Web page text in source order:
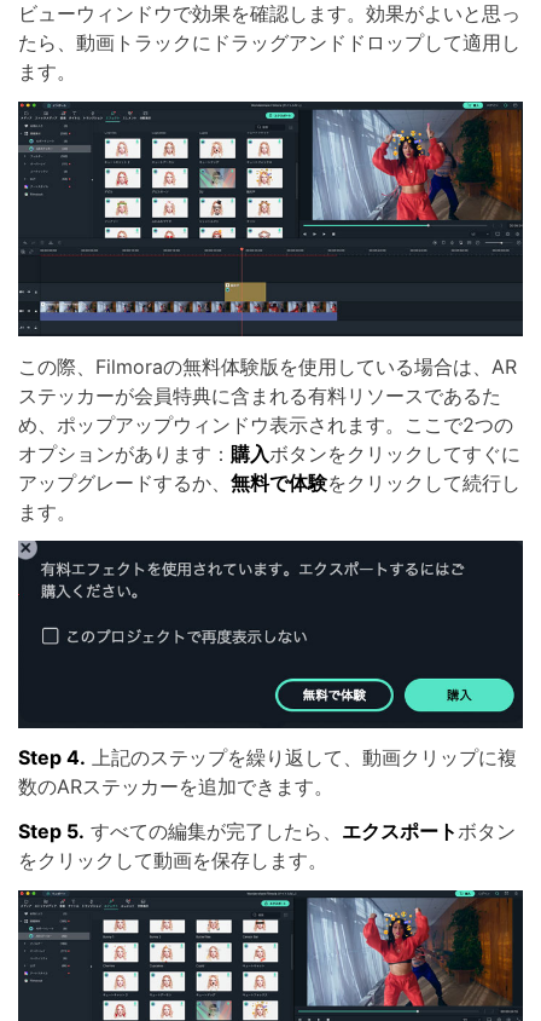
ビューウィンドウで効果を確認します。効果がよいと思っ
たら、動画トラックにドラッグアンドドロップして適用し
ます。
この際、Filmoraの無料体験版を使用している場合は、AR
ステッカーが会員特典に含まれる有料リソースであるた
め、ポップアップウィンドウ表示されます。ここで2つの
オプションがあります： 購入ボタンをクリックしてすぐに
アップグレードするか、 無料で体験をクリックして続行し
ます。
Step 4. 上記のステップを繰り返して、動画クリップに複
数のARステッカーを追加できます。
Step 5. すべての編集が完了したら、 エクスポートボタン
をクリックして動画を保存します。